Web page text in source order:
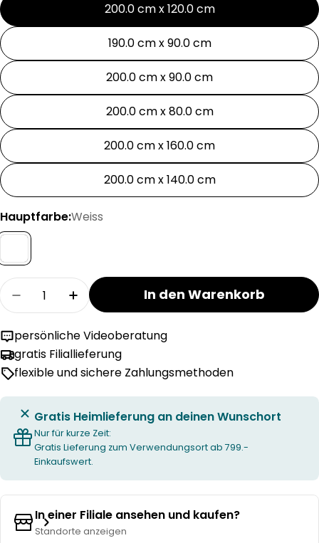
200.0 cm x 120.0 cm
190.0 cm x 90.0 cm
200.0 cm x 90.0 cm
200.0 cm x 80.0 cm
200.0 cm x 160.0 cm
200.0 cm x 140.0 cm
Hauptfarbe:Weiss
Menge
Menge für Sanaflex SPRING Matratze
Menge für Sanaflex SPRING Matratze
In den Warenkorb
persönliche Videoberatung
gratis Filiallieferung
flexible und sichere Zahlungsmethoden
Gratis Heimlieferung an deinen Wunschort
Nur für kurze Zeit:
Gratis Lieferung zum Verwendungsort ab 799.-
Einkaufswert.
In einer Filiale ansehen und kaufen?
Standorte anzeigen